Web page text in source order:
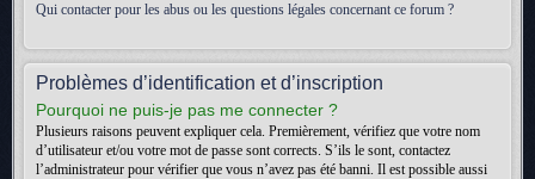
Qui contacter pour les abus ou les questions légales concernant ce forum ?
Problèmes d’identification et d’inscription
Pourquoi ne puis-je pas me connecter ?
Plusieurs raisons peuvent expliquer cela. Premièrement, vérifiez que votre nom
d’utilisateur et/ou votre mot de passe sont corrects. S’ils le sont, contactez
l’administrateur pour vérifier que vous n’avez pas été banni. Il est possible aussi